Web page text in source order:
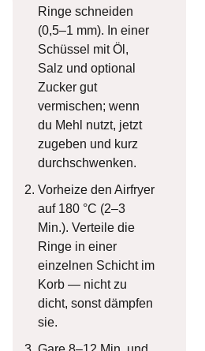
Ringe schneiden
(0,5–1 mm). In einer
Schüssel mit Öl,
Salz und optional
Zucker gut
vermischen; wenn
du Mehl nutzt, jetzt
zugeben und kurz
durchschwenken.
Vorheize den Airfryer
auf 180 °C (2–3
Min.). Verteile die
Ringe in einer
einzelnen Schicht im
Korb — nicht zu
dicht, sonst dämpfen
sie.